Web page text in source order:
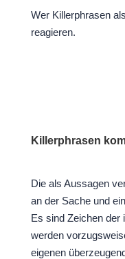
Wer Killerphrasen
reagieren.
Killerphrasen
Die als Aussagen
an der Sache und
Es sind Zeichen der
werden
eigenen